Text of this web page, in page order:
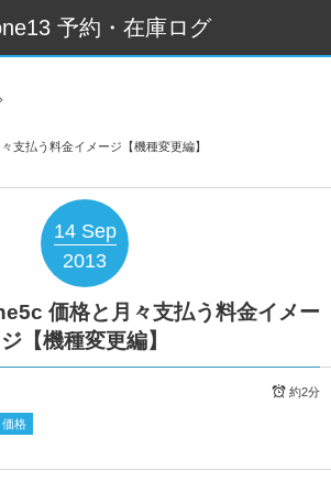
予約・在庫ログ
支払う料金イメージ【機種変更編】
14 Sep
2013
価格と月々支払う料金イメー
ジ【機種変更編】
約2分
価格